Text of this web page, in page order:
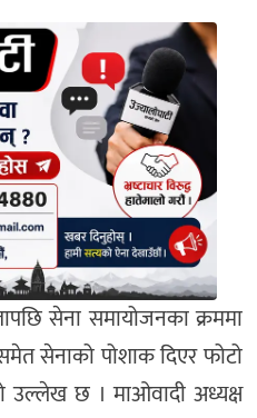
सेना समायोजनका क्रममा
सेनाको पोशाक दिएर फोटो
उल्लेख छ । माओवादी अध्यक्ष